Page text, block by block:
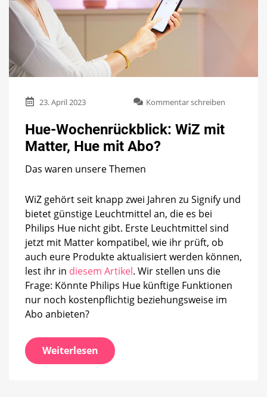
23. April 2023 Kommentar schreiben
Hue-Wochenrückblick: WiZ mit
Matter, Hue mit Abo?
Das waren unsere Themen
WiZ gehört seit knapp zwei Jahren zu Signify und
bietet günstige Leuchtmittel an, die es bei
Philips Hue nicht gibt. Erste Leuchtmittel sind
jetzt mit Matter kompatibel, wie ihr prüft, ob
auch eure Produkte aktualisiert werden können,
lest ihr in diesem Artikel. Wir stellen uns die
Frage: Könnte Philips Hue künftige Funktionen
nur noch kostenpflichtig beziehungsweise im
Abo anbieten?
Weiterlesen